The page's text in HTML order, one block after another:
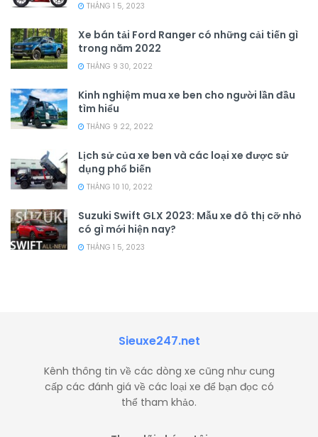
THÁNG 1 5, 2023
Xe bán tải Ford Ranger có những cải tiến gì
trong năm 2022
THÁNG 9 30, 2022
Kinh nghiệm mua xe ben cho người lần đầu
tìm hiểu
THÁNG 9 22, 2022
Lịch sử của xe ben và các loại xe được sử
dụng phổ biến
THÁNG 10 10, 2022
Suzuki Swift GLX 2023: Mẫu xe đô thị cỡ nhỏ
có gì mới hiện nay?
THÁNG 1 5, 2023
Sieuxe247.net
Kênh thông tin về các dòng xe cũng như cung
cấp các đánh giá về các loại xe để bạn đọc có
thể tham khảo.